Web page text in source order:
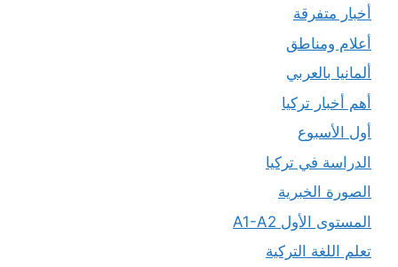
أخبار متفرقة
أعلام ومناطق
ألمانيا بالعربي
أهم أخبار تركيا
أول الأسبوع
الدراسة في تركيا
الصورة الخبرية
المستوى الأول A1-A2
تعلم اللغة التركية